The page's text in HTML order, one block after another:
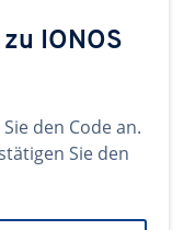
IONOS
den Code an.
Sie den